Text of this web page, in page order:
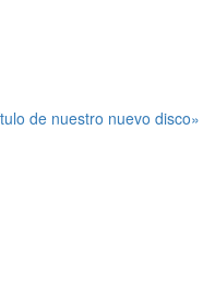
de nuestro nuevo disco»